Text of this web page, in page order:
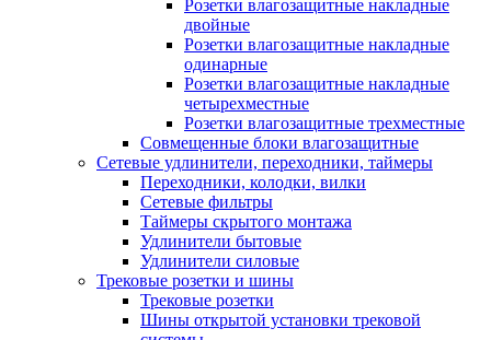
Розетки влагозащитные накладные
двойные
Розетки влагозащитные накладные
одинарные
Розетки влагозащитные накладные
четырехместные
Розетки влагозащитные трехместные
Совмещенные блоки влагозащитные
Сетевые удлинители, переходники, таймеры
Переходники, колодки, вилки
Сетевые фильтры
Таймеры скрытого монтажа
Удлинители бытовые
Удлинители силовые
Трековые розетки и шины
Трековые розетки
Шины открытой установки трековой